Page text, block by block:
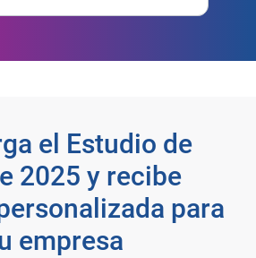
el Estudio de
2025 y recibe
para
empresa